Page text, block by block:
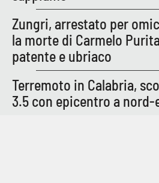
Le perfidie di Antonella
Venti di comunicazione
STREAMING
Zungri, arrestato per
la morte di Carmelo
patente e ubriaco
Terremoto in Calabria,
3.5 con epicentro a nord-